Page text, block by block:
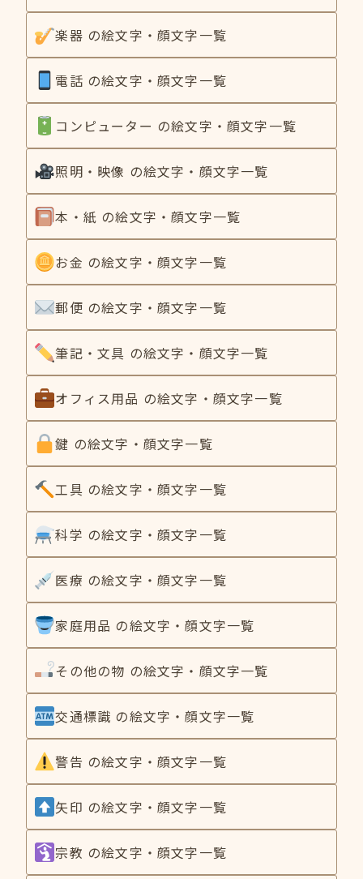
楽器 の絵文字・顔文字一覧
電話 の絵文字・顔文字一覧
コンピューター の絵文字・顔文字一覧
照明・映像 の絵文字・顔文字一覧
本・紙 の絵文字・顔文字一覧
お金 の絵文字・顔文字一覧
郵便 の絵文字・顔文字一覧
筆記・文具 の絵文字・顔文字一覧
オフィス用品 の絵文字・顔文字一覧
鍵 の絵文字・顔文字一覧
工具 の絵文字・顔文字一覧
科学 の絵文字・顔文字一覧
医療 の絵文字・顔文字一覧
家庭用品 の絵文字・顔文字一覧
その他の物 の絵文字・顔文字一覧
交通標識 の絵文字・顔文字一覧
警告 の絵文字・顔文字一覧
矢印 の絵文字・顔文字一覧
宗教 の絵文字・顔文字一覧